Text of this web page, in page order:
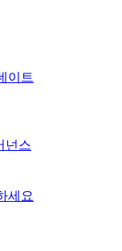
이트
넌스
세요